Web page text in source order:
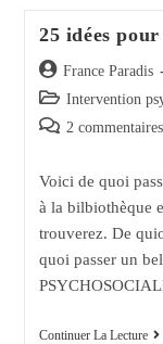
25 idées
Auteur/autrice
de
la
publication :
France Paradis
Post
category:
Intervention
Post 2 commentaires
Voici de quoi
à la bilbiothèque
trouverez. De
quoi passer un
Continuer La Lecture25